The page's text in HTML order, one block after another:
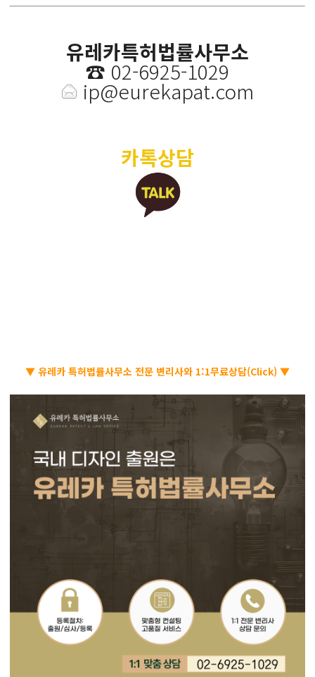
유레카특허법률사무소
☎️ 02-6925-1029
ip@eurekapat.com
카톡상담
▼ 유레카 특허법률사무소 전문 변리사와 1:1무료상담(Click) ▼